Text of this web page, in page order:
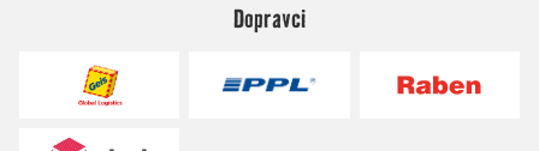
Dopravci